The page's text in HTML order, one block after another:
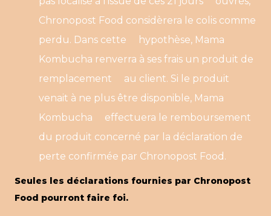
Chronopost Food considèrera le colis comme
perdu. Dans cette hypothèse, Mama
Kombucha renverra à ses frais un produit de
remplacement au client. Si le produit
venait à ne plus être disponible, Mama
Kombucha effectuera le remboursement
du produit concerné par la déclaration de
perte confirmée par Chronopost Food.
Seules les déclarations fournies par Chronopost
Food pourront faire foi.